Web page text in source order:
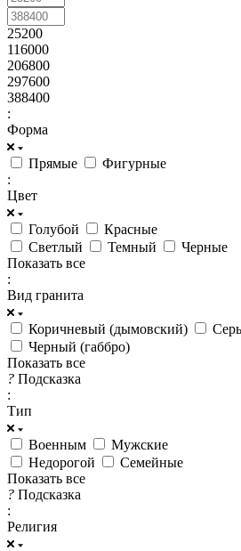
25200
116000
206800
297600
388400
:
Форма
Прямые
Фигурные
:
Цвет
Голубой
Красные
Светлый
Темный
Черные
Показать все
:
Вид гранита
Коричневый (дымовский)
Черный (габбро)
Показать все
? Подсказка
:
Тип
Военным
Мужские
Недорогой
Семейные
Показать все
? Подсказка
:
Религия